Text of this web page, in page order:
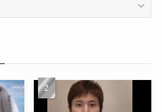
(25)
(17)